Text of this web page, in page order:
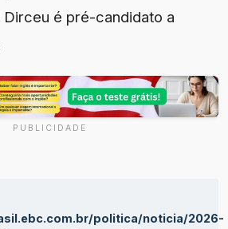
é pré-candidato a
PUBLICIDADE
politica/noticia/2026-